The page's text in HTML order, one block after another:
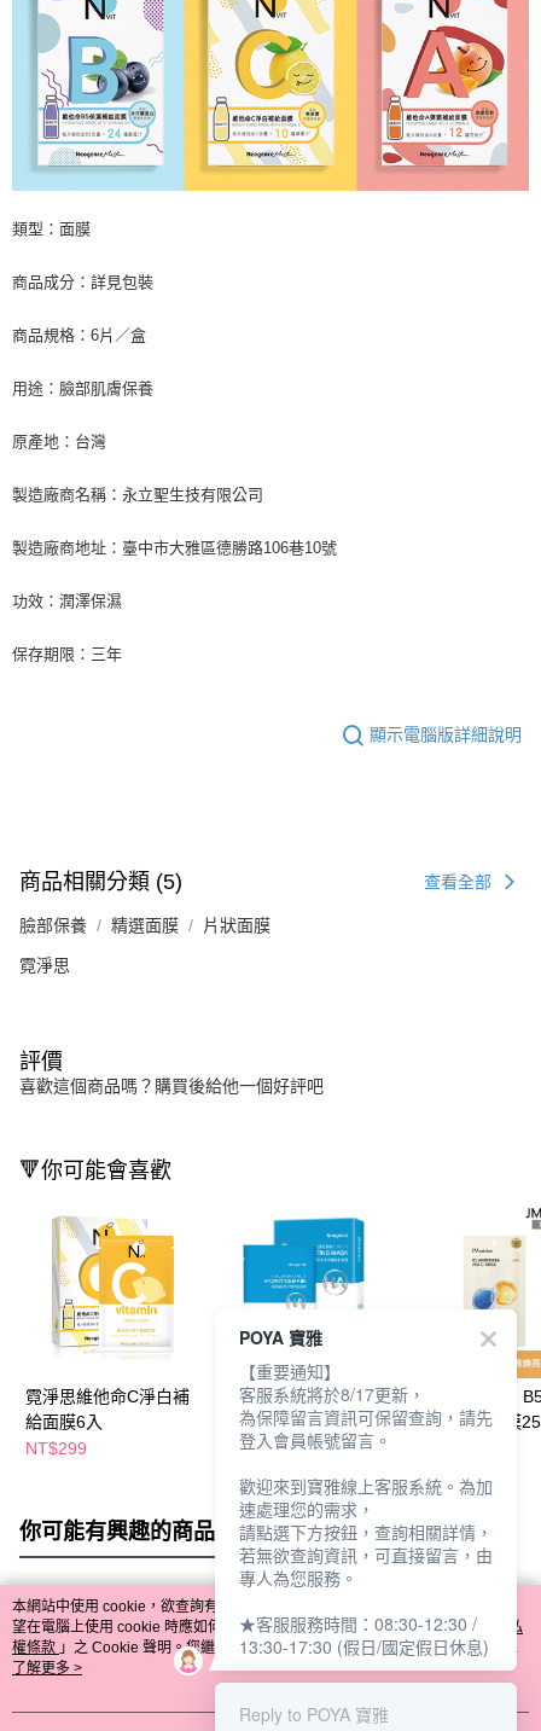
類型：面膜
商品成分：詳見包裝
商品規格：6片／盒
用途：臉部肌膚保養
原產地：台灣
製造廠商名稱：永立聖生技有限公司
製造廠商地址：臺中市大雅區德勝路106巷10號
功效：潤澤保濕
保存期限：三年
顯示電腦版詳細說明
商品相關分類 (5) 查看全部
臉部保養 精選面膜 片狀面膜
霓淨思
評價
喜歡這個商品嗎？購買後給他一個好評吧
🔻你可能會喜歡
霓淨思維他命C淨白補
給面膜6入
NT$299
霓淨思玻尿酸保濕水平
衡賦能面膜5入
NT$500
JMSOLUTION
命C煥亮白面膜
你可能有興趣的商品 全站排行
熱門標籤
本網站中使用 cookie，欲查詢有關本網站使用 cookie 方式之詳情，及若您不希
望在電腦上使用 cookie 時應如何變更電腦的 cookie 設定，請參閱本網站「
隱私
權條款 」之 Cookie 聲明。您繼續使用本網站即表示您同意本公司得按本網站使
用條款之 Cookie 聲明使用 cookie。
了解更多 >
POYA 寶雅
【重要通知】
客服系統將於8/17更新，
為保障留言資訊可保留查詢，請先
登入會員帳號留言。
歡迎來到寶雅線上客服系統。為加
速處理您的需求，
請點選下方按鈕，查詢相關詳情，
若無欲查詢資訊，可直接留言，由
專人為您服務。
★客服服務時間：08:30-12:30 /
13:30-17:30 (假日/國定假日休息)
Reply to POYA 寶雅